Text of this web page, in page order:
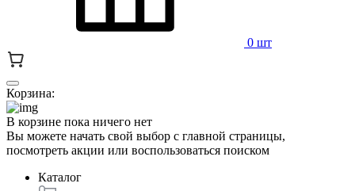
0 шт
Корзина:
В корзине пока ничего нет
Вы можете начать свой выбор с главной страницы,
посмотреть акции или воспользоваться поиском
Каталог